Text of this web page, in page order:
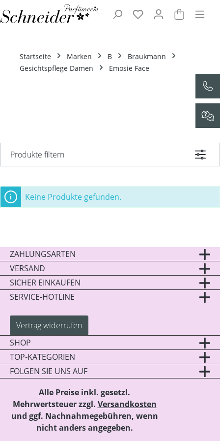
Zum Hauptinhalt springen
Startseite Marken B
Braukmann
Gesichtspflege Damen
Emosie Face
Produkte filtern
Keine Produkte gefunden.
ZAHLUNGSARTEN
VERSAND
SICHER EINKAUFEN
SERVICE-HOTLINE
Vertrag widerrufen
SHOP
TOP-KATEGORIEN
FOLGEN SIE UNS AUF
Alle Preise inkl. gesetzl.
Mehrwertsteuer zzgl. Versandkosten
und ggf. Nachnahmegebühren, wenn
nicht anders angegeben.